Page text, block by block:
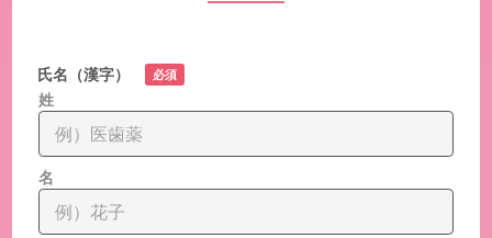
氏名（漢字） 必須
姓
名